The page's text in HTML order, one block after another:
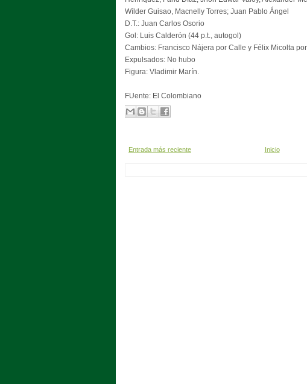
Wílder Guisao, Macnelly Torres; Juan Pablo Ángel
D.T.: Juan Carlos Osorio
Gol: Luis Calderón (44 p.t., autogol)
Cambios: Francisco Nájera por Calle y Félix Micolta por
Expulsados: No hubo
Figura: Vladimir Marín.
FUente: El Colombiano
Entrada más reciente Inicio